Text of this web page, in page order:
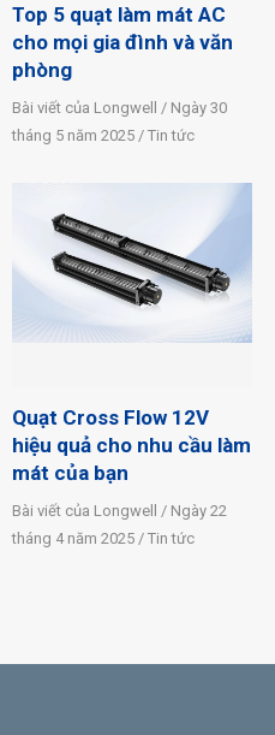
Top 5 quạt làm mát AC
cho mọi gia đình và văn
phòng
Bài viết của Longwell / Ngày 30
tháng 5 năm 2025 / Tin tức
Quạt Cross Flow 12V
hiệu quả cho nhu cầu làm
mát của bạn
Bài viết của Longwell / Ngày 22
tháng 4 năm 2025 / Tin tức